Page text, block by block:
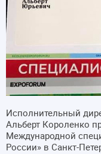
Исполнительный
Альберт Короленко
Международной
России» в Санкт-